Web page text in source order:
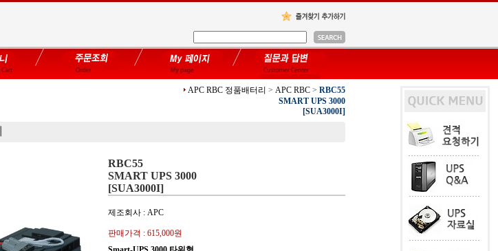
APC RBC 정품배터리 > APC RBC > RBC55
SMART UPS 3000
[SUA3000I]
RBC55
SMART UPS 3000
[SUA3000I]
제조회사 : APC
판매가격 : 615,000원